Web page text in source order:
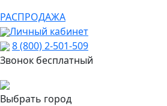
РАСПРОДАЖА
Личный кабинет
8 (800) 2-501-509
Звонок бесплатный
Выбрать город